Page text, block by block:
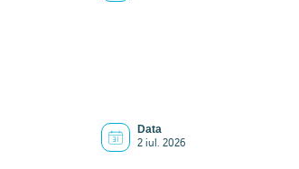
Data
2 iul. 2026